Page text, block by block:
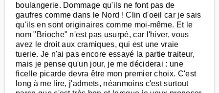
boulangerie. Dommage qu'ils ne font pas de
gaufres comme dans le Nord ! Clin d'oeil car je sais
qu'ils en sont originaires comme moi-même. Et le
nom "Brioche" n'est pas usurpé, car l'hiver, vous
avez le droit aux cramiques, qui est une vraie
tuerie. Je n'ai pas encore essayé la partie traiteur,
mais je pense qu'un jour, je me déciderai : une
ficelle picarde devra être mon premier choix. C'est
long à me lire, j'admets, néanmoins c'est surtout